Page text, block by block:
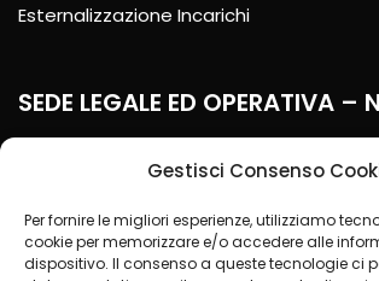
Gestisci Consenso
Per fornire le migliori esperienze, utilizziamo
cookie per memorizzare e/o accedere alle
dispositivo. Il consenso a queste tecnologie ci
Esternalizzazione Incarichi
SEDE LEGALE ED OPERATIVA –
(+39) 02 8359502